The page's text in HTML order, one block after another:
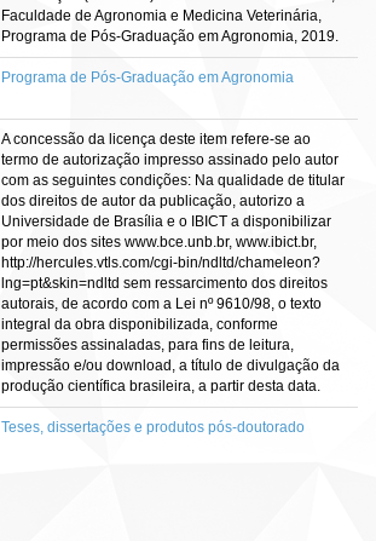
Faculdade de Agronomia e Medicina Veterinária,
Programa de Pós-Graduação em Agronomia, 2019.
Programa de Pós-Graduação em Agronomia
A concessão da licença deste item refere-se ao
termo de autorização impresso assinado pelo autor
com as seguintes condições: Na qualidade de titular
dos direitos de autor da publicação, autorizo a
Universidade de Brasília e o IBICT a disponibilizar
por meio dos sites www.bce.unb.br, www.ibict.br,
http://hercules.vtls.com/cgi-bin/ndltd/chameleon?
lng=pt&skin=ndltd sem ressarcimento dos direitos
autorais, de acordo com a Lei nº 9610/98, o texto
integral da obra disponibilizada, conforme
permissões assinaladas, para fins de leitura,
impressão e/ou download, a título de divulgação da
produção científica brasileira, a partir desta data.
Teses, dissertações e produtos pós-doutorado